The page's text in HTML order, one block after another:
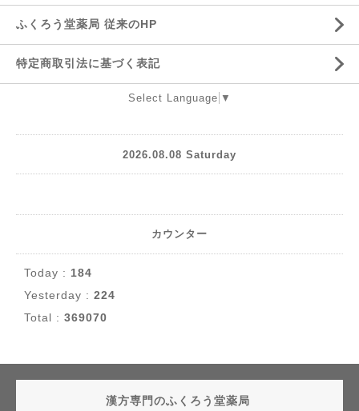
ふくろう堂薬局 従来のHP
特定商取引法に基づく表記
Select Language ▼
2026.08.08 Saturday
カウンター
Today : 184
Yesterday : 224
Total : 369070
漢方専門のふくろう堂薬局